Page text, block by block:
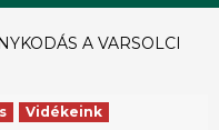
A VARSOLCI
Vidékeink